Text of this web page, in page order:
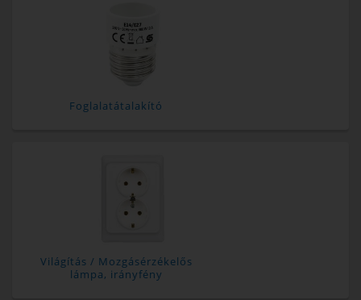
Foglalatátalakító
Világítás / Mozgásérzékelős
lámpa, irányfény